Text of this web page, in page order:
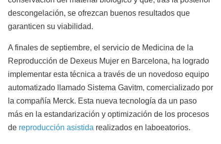
descongelación, se ofrezcan buenos resultados que
garanticen su viabilidad.
A finales de septiembre, el servicio de Medicina de la
Reproducción de Dexeus Mujer en Barcelona, ha logrado
implementar esta técnica a través de un novedoso equipo
automatizado llamado Sistema Gavitm, comercializado por
la compañía Merck. Esta nueva tecnología da un paso
más en la estandarización y optimización de los procesos
de reproducción asistida realizados en laboeatorios.